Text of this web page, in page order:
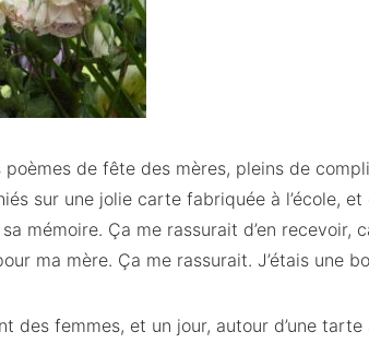
poèmes de fête des mères, pleins de
sur une jolie carte fabriquée à l’école,
mémoire. Ça me rassurait d’en recevoir,
ma mère. Ça me rassurait. J’étais une
des femmes, et un jour, autour d’une